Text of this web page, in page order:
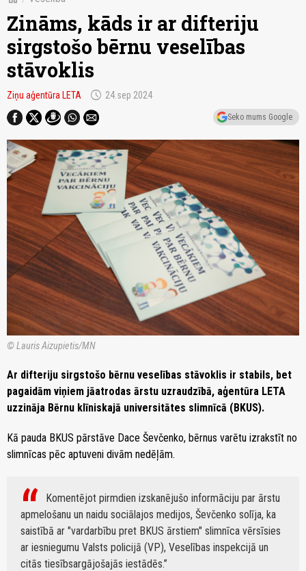
Zināms, kāds ir ar difteriju
sirgstošo bērnu veselības
stāvoklis
Ziņu aģentūra LETA schedule 24.sep 2024
Seko mums Google
© Lauris Aizupietis/MN
Ar difteriju sirgstošo bērnu veselības stāvoklis ir stabils, bet
pagaidām viņiem jāatrodas ārstu uzraudzībā, aģentūra LETA
uzzināja Bērnu klīniskajā universitātes slimnīcā (BKUS).
Kā pauda BKUS pārstāve Dace Ševčenko, bērnus varētu izrakstīt no
slimnīcas pēc aptuveni divām nedēļām.
Komentējot pirmdien izskanējušo informāciju par ārstu
apmelošanu un naidu sociālajos medijos, Ševčenko solīja, ka
saistībā ar "vardarbību pret BKUS ārstiem" slimnīca vērsīsies
ar iesniegumu Valsts policijā (VP), Veselības inspekcijā un
citās tiesībsargājošajās iestādēs.